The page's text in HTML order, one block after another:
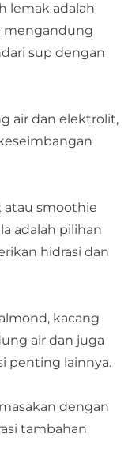
lemak adalah
mengandung
sup dengan
air dan elektrolit,
atau smoothie
adalah pilihan
hidrasi dan
kacang
air dan juga
penting lainnya.
dengan
tambahan